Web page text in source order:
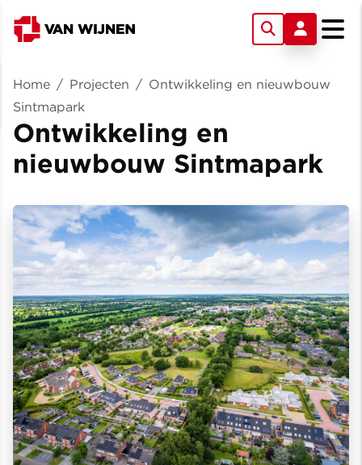
Home / Projecten / Ontwikkeling en nieuwbouw
Sintmapark
Ontwikkeling en
nieuwbouw Sintmapark